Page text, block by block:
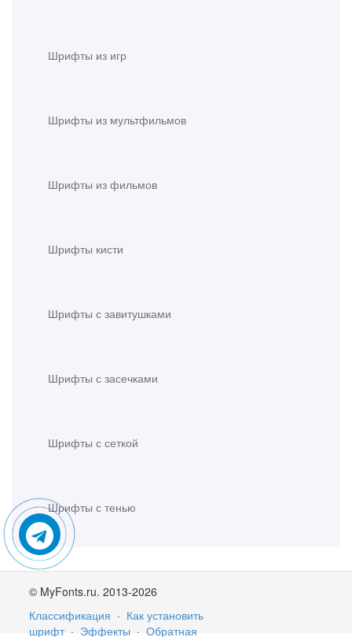
Шрифты из игр
Шрифты из мультфильмов
Шрифты из фильмов
Шрифты кисти
Шрифты с завитушками
Шрифты с засечками
Шрифты с сеткой
Шрифты с тенью
© MyFonts.ru. 2013-2026
Классификация · Как установить
шрифт · Эффекты · Обратная